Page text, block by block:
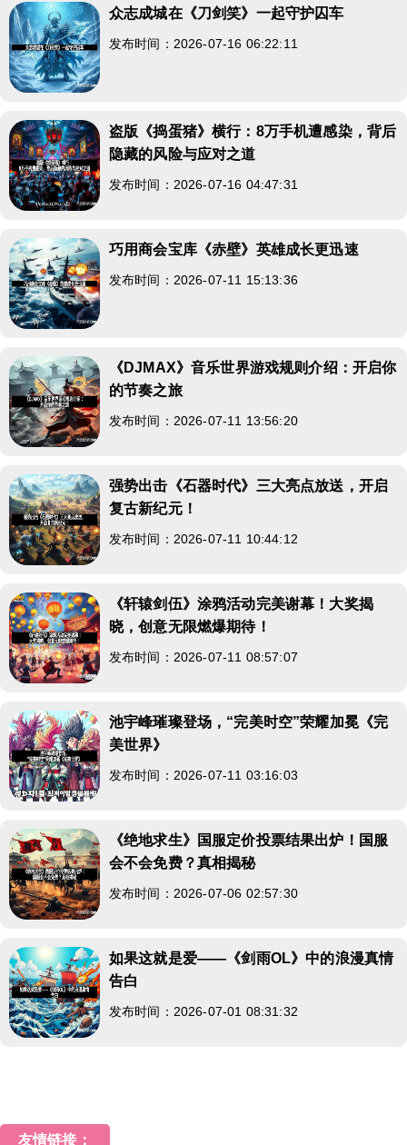
众志成城在《刀剑笑》一起守护囚车
发布时间：2026-07-16 06:22:11
盗版《捣蛋猪》横行：8万手机遭感染，背后
隐藏的风险与应对之道
发布时间：2026-07-16 04:47:31
巧用商会宝库《赤壁》英雄成长更迅速
发布时间：2026-07-11 15:13:36
《DJMAX》音乐世界游戏规则介绍：开启你
的节奏之旅
发布时间：2026-07-11 13:56:20
强势出击《石器时代》三大亮点放送，开启
复古新纪元！
发布时间：2026-07-11 10:44:12
《轩辕剑伍》涂鸦活动完美谢幕！大奖揭
晓，创意无限燃爆期待！
发布时间：2026-07-11 08:57:07
池宇峰璀璨登场，“完美时空”荣耀加冕《完
美世界》
发布时间：2026-07-11 03:16:03
《绝地求生》国服定价投票结果出炉！国服
会不会免费？真相揭秘
发布时间：2026-07-06 02:57:30
如果这就是爱——《剑雨OL》中的浪漫真情
告白
发布时间：2026-07-01 08:31:32
友情链接：